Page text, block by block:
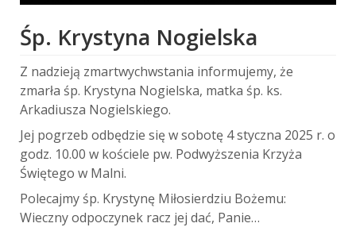
Śp. Krystyna Nogielska
Z nadzieją zmartwychwstania informujemy, że
zmarła śp. Krystyna Nogielska, matka śp. ks.
Arkadiusza Nogielskiego.
Jej pogrzeb odbędzie się w sobotę 4 styczna 2025 r. o
godz. 10.00 w kościele pw. Podwyższenia Krzyża
Świętego w Malni.
Polecajmy śp. Krystynę Miłosierdziu Bożemu:
Wieczny odpoczynek racz jej dać, Panie…